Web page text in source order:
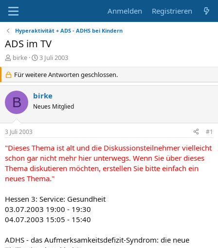
Anmelden Registrieren
Hyperaktivität + ADS - ADHS bei Kindern
ADS im TV
E
r
s
t
e
l
e
birke
E
r
s
t
e
l
l
m
3 Juli 2003
Für weitere Antworten geschlossen.
B birke
Neues Mitglied
3 Juli 2003 #1
"Dieses Thema ist alt und die Diskussionsteilnehmer vielleicht
schon gar nicht mehr hier unterwegs. Wenn Sie über dieses
Thema diskutieren möchten, erstellen Sie bitte einfach ein
neues Thema."
Hessen 3: Service: Gesundheit
03.07.2003 19:00 - 19:30
04.07.2003 15:05 - 15:40
ADHS - das Aufmerksamkeitsdefizit-Syndrom: die neue